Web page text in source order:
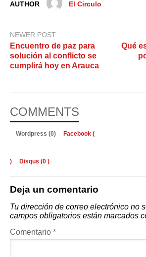
AUTHOR El Circulo
NEWER POST
Encuentro de paz para
solución al conflicto se
cumplirá hoy en Arauca
Qué
COMMENTS
Wordpress (0) Facebook (
) Disqus (0 )
Deja un comentario
Tu dirección de correo electrónico no
campos obligatorios están marcados
Comentario *